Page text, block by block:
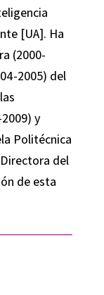
[UA]. Ha
(2000-
2005) del
y
Politécnica
del
de esta